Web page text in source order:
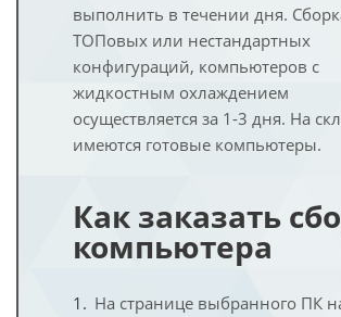
выполнить в течении дня.
ТОПовых или нестандартных
конфигураций, компьютеров с
жидкостным охлаждением
осуществляется за 1-3 дня. На
имеются готовые компьютеры.
Как заказать
компьютера
На странице выбранного ПК